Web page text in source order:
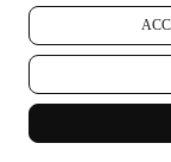
PRODUITS
Si vous nous
exemple en
moment de
parvenir des
des nouvelles